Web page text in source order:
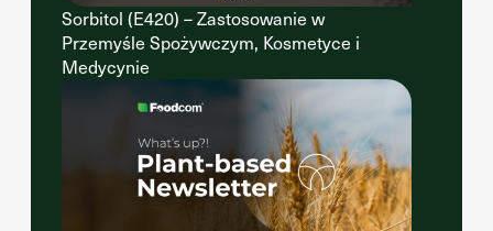
Sorbitol (E420) – Zastosowanie w
Przemyśle Spożywczym, Kosmetyce i
Medycynie